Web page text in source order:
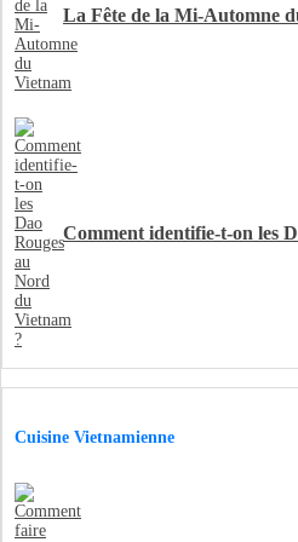
La Fête de la Mi-Automne
Comment identifie-t-on les
Cuisine Vietnamienne